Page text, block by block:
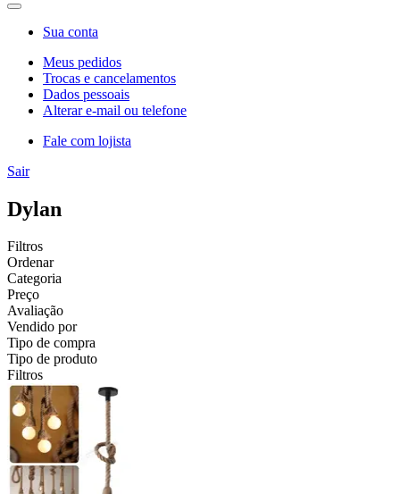
Sua conta
Meus pedidos
Trocas e cancelamentos
Dados pessoais
Alterar e-mail ou telefone
Fale com lojista
Sair
Dylan
Filtros
Ordenar
Categoria
Preço
Avaliação
Vendido por
Tipo de compra
Tipo de produto
Filtros